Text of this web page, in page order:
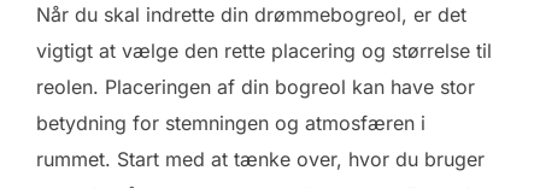
Når du skal indrette din drømmebogreol, er det
vigtigt at vælge den rette placering og størrelse til
reolen. Placeringen af din bogreol kan have stor
betydning for stemningen og atmosfæren i
rummet. Start med at tænke over, hvor du bruger